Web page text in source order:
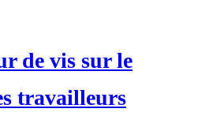
de vis sur le
travailleurs